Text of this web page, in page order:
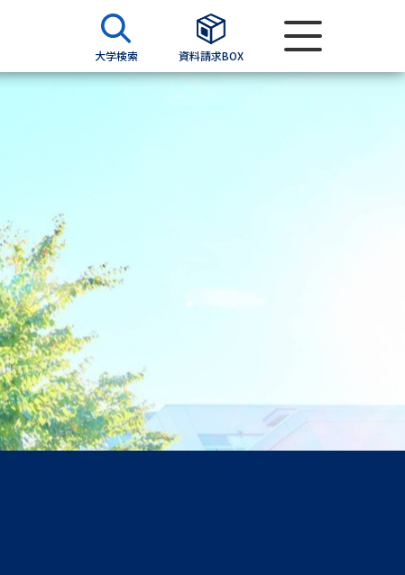
大学検索 資料請求BOX
書
願書
過去問題集
留学・進学関連、塾・予備校
の請求
高等学校卒業程度認定試験